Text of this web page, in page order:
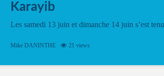
Karayib
Les samedi 13 juin et dimanche 14 juin s’est tenu
vibrant à Pierrot Narouman, organisé par
spectacle de fin d’année, présenté à la salle...
Mike DANINTHE 21 views